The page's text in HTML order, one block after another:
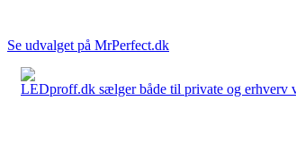
Se udvalget på MrPerfect.dk
LEDproff.dk sælger både til private og erhverv